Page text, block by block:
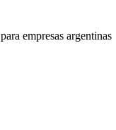
empresas argentinas